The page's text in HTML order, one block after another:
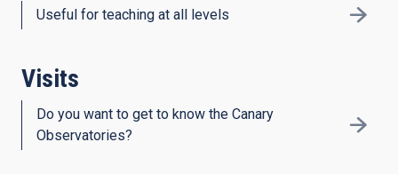
Useful for teaching at all levels
Visits
Do you want to get to know the Canary
Observatories?